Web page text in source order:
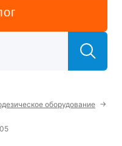
оборудование →